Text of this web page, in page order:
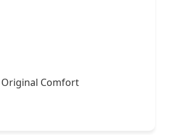
Comfort